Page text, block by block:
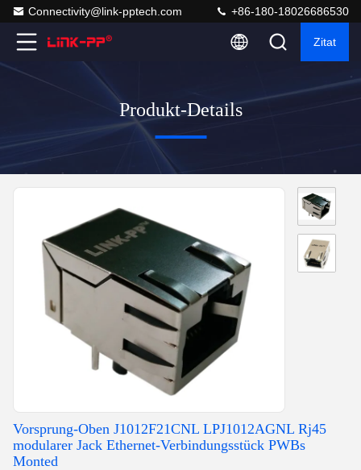
Connectivity@link-pptech.com +86-180-18026686530
Zitat
Produkt-Details
Vorsprung-Oben J1012F21CNL LPJ1012AGNL Rj45
modularer Jack Ethernet-Verbindungsstück PWBs
Monted